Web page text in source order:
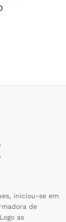
iniciou-se em
de
as